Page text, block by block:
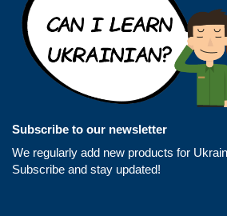
Subscribe to our newsletter
We regularly add new products for
Subscribe and stay updated!